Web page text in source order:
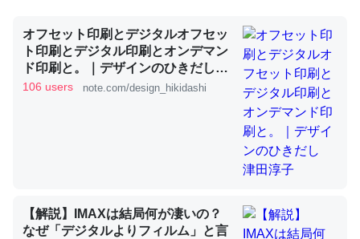
くらい。小説でいう「ずっと前の伏線」は回収されないけ
ど、短期記憶というには多い分量。進化すればするほど分
かりやすく強くなりそう
─GPTの仕組みと限界についての考察（１） - conceptualization
昆虫ってカルシウム少ないのか。知らんかった。調べたら
コオロギのカルシウム分はエビの600分の1程度。
オフセット印刷とデジタルオフセッ
ト印刷とデジタル印刷とオンデマン
ド印刷と。｜デザインのひきだし
津田淳子
106 users note.com/design_hikidashi
【解説】IMAXは結局何が凄いの？
なぜ「デジタルよりフィルム」と言